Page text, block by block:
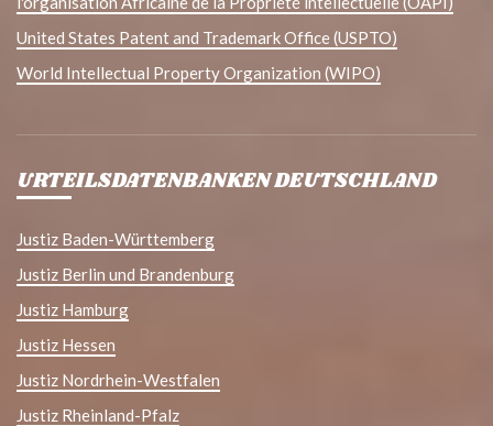
United States Patent and Trademark Office (USPTO)
World Intellectual Property Organization (WIPO)
URTEILSDATENBANKEN DEUTSCHLAND
Justiz Baden-Württemberg
Justiz Berlin und Brandenburg
Justiz Hamburg
Justiz Hessen
Justiz Nordrhein-Westfalen
Justiz Rheinland-Pfalz